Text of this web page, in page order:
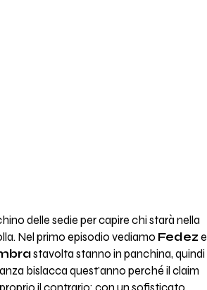
delle sedie per capire chi starà nella
Nel primo episodio vediamo Fedez e
stavolta stanno in panchina, quindi
bislacca quest'anno perché il claim